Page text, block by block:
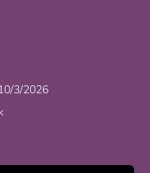
3/2026